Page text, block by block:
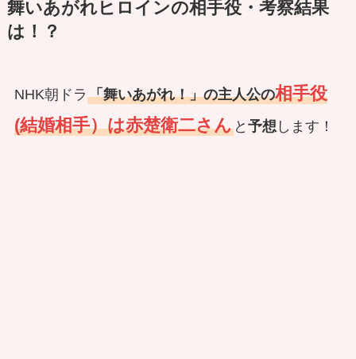
舞いあがれヒロインの相手役・考察結果
は！？
NHK朝ドラ 「舞いあがれ！」の主人公の相手役
(結婚相手）は赤楚衛二さんと 予想します！